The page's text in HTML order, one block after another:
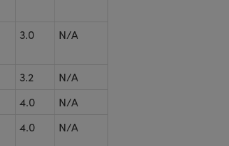
3.0 N/A
3.2
N/A
4.0
N/A
4.0 N/A